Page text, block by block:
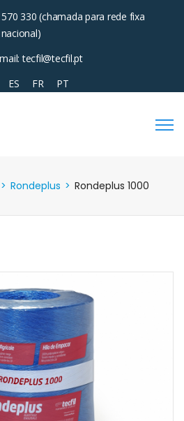
330 (chamada para rede fixa
nacional)
tecfil@tecfil.pt
ES FR PT
> Rondeplus > Rondeplus 1000